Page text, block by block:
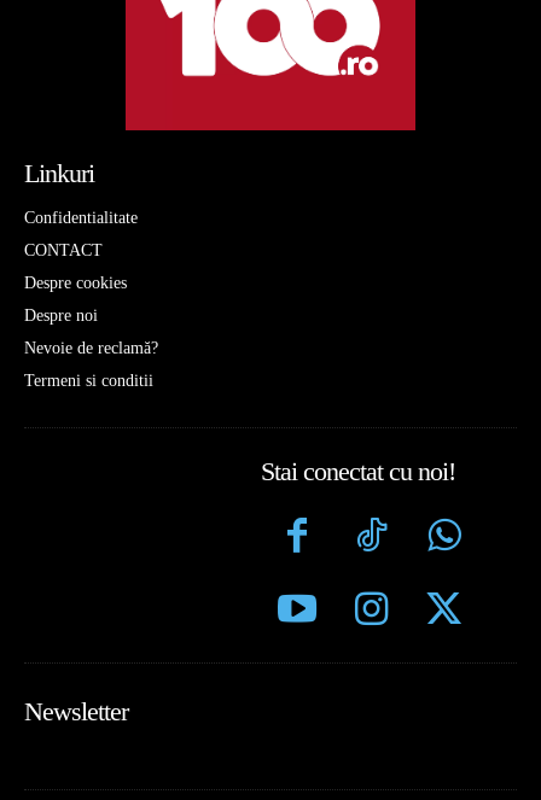
Linkuri
Confidentialitate
CONTACT
Despre cookies
Despre noi
Nevoie de reclamă?
Termeni si conditii
Stai conectat cu noi!
Newsletter